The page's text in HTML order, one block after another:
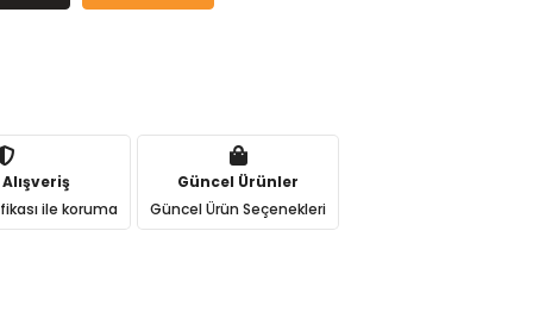
ile koruma
Güncel Ürünler
Güncel Ürün Seçenekleri